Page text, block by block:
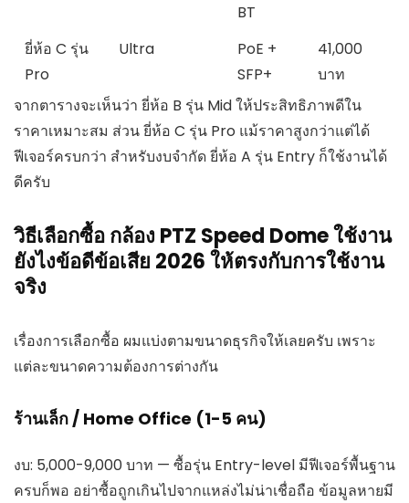
BT
ยี่ห้อ C รุ่น
Pro
Ultra
PoE +
SFP+
41,000
บาท
จากตารางจะเห็นว่า ยี่ห้อ B รุ่น Mid ให้ประสิทธิภาพดีใน
ราคาเหมาะสม ส่วน ยี่ห้อ C รุ่น Pro แม้ราคาสูงกว่าแต่ได้
ฟีเจอร์ครบกว่า สำหรับงบจำกัด ยี่ห้อ A รุ่น Entry ก็ใช้งานได้
ดีครับ
วิธีเลือกซื้อ กล้อง PTZ Speed Dome ใช้งาน
ยังไงข้อดีข้อเสีย 2026 ให้ตรงกับการใช้งาน
จริง
เรื่องการเลือกซื้อ ผมแบ่งตามขนาดธุรกิจให้เลยครับ เพราะ
แต่ละขนาดความต้องการต่างกัน
ร้านเล็ก / Home Office (1-5 คน)
งบ: 5,000-9,000 บาท — ซื้อรุ่น Entry-level มีฟีเจอร์พื้นฐาน
ครบก็พอ อย่าซื้อถูกเกินไปจากแหล่งไม่น่าเชื่อถือ ข้อมูลหายมี